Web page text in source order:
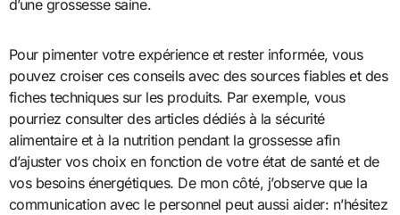
d’une grossesse saine.
Pour pimenter votre expérience et rester informée, vous
pouvez croiser ces conseils avec des sources fiables et des
fiches techniques sur les produits. Par exemple, vous
pourriez consulter des articles dédiés à la sécurité
alimentaire et à la nutrition pendant la grossesse afin
d’ajuster vos choix en fonction de votre état de santé et de
vos besoins énergétiques. De mon côté, j’observe que la
communication avec le personnel peut aussi aider: n’hésitez